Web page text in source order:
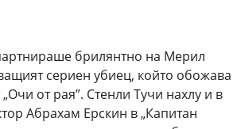
брилянтно на Мерил
сериен убиец, който обожава
от рая”. Стенли Тучи нахлу и в
Абрахам Ерскин в „Капитан